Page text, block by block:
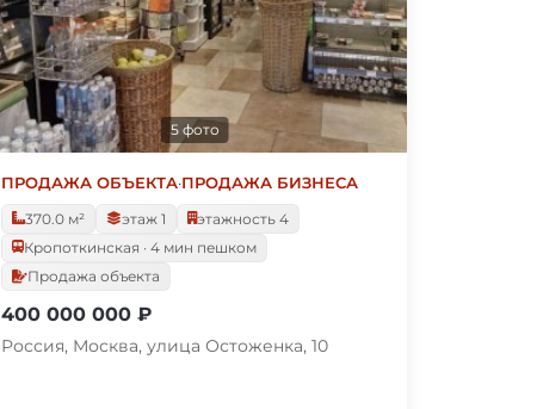
5 фото
ПРОДАЖА ОБЪЕКТА·ПРОДАЖА БИЗНЕСА
370.0 м²
этаж 1
этажность 4
Кропоткинская · 4 мин пешком
Продажа объекта
400 000 000 ₽
Россия, Москва, улица Остоженка, 10